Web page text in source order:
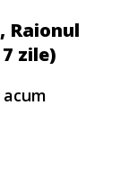
Raionul
zile)